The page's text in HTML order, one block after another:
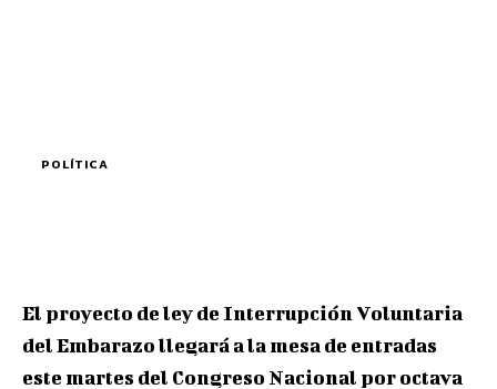
POLÍTICA
El proyecto de ley de Interrupción Voluntaria
del Embarazo llegará a la mesa de entradas
este martes del Congreso Nacional por octava